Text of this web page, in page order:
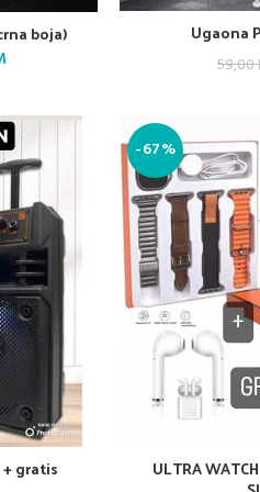
boja)
Current
125,00 KM.
Ugaona
59,00
gratis
-67%
ULTRA